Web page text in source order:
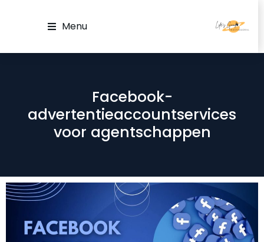
Menu
Facebook-
advertentieaccountservices
voor agentschappen